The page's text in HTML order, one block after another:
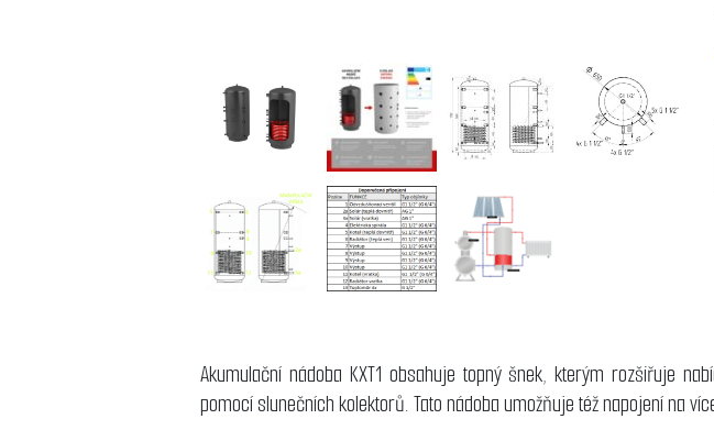
Akumulační nádoba KXT1 obsahuje topný šnek, kterým rozšiřuje
pomocí slunečních kolektorů. Tato nádoba umožňuje též napojení na